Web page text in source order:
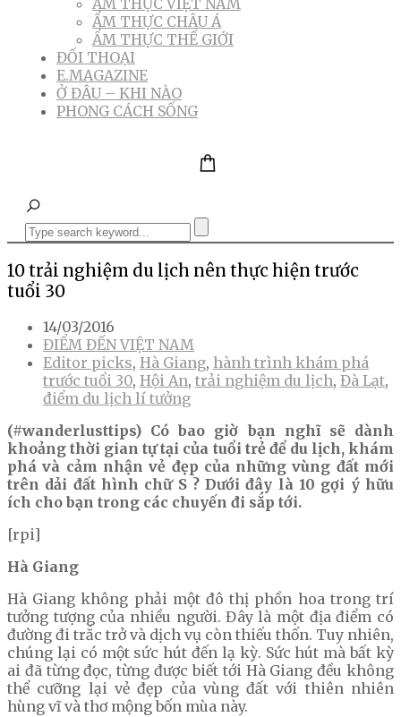
ẨM THỰC VIỆT NAM
ẨM THỰC CHÂU Á
ẨM THỰC THẾ GIỚI
ĐỐI THOẠI
E.MAGAZINE
Ở ĐÂU – KHI NÀO
PHONG CÁCH SỐNG
10 trải nghiệm du lịch nên thực hiện trước
tuổi 30
14/03/2016
ĐIỂM ĐẾN VIỆT NAM
Editor picks, Hà Giang, hành trình khám phá
trước tuổi 30, Hội An, trải nghiệm du lịch, Đà Lạt,
điểm du lịch lí tưởng
(#wanderlusttips) Có bao giờ bạn nghĩ sẽ dành
khoảng thời gian tự tại của tuổi trẻ để du lịch, khám
phá và cảm nhận vẻ đẹp của những vùng đất mới
trên dải đất hình chữ S ? Dưới đây là 10 gợi ý hữu
ích cho bạn trong các chuyến đi sắp tới.
[rpi]
Hà Giang
Hà Giang không phải một đô thị phồn hoa trong trí
tưởng tượng của nhiều người. Đây là một địa điểm có
đường đi trắc trở và dịch vụ còn thiếu thốn. Tuy nhiên,
chúng lại có một sức hút đến lạ kỳ. Sức hút mà bất kỳ
ai đã từng đọc, từng được biết tới Hà Giang đều không
thể cưỡng lại vẻ đẹp của vùng đất với thiên nhiên
hùng vĩ và thơ mộng bốn mùa này.